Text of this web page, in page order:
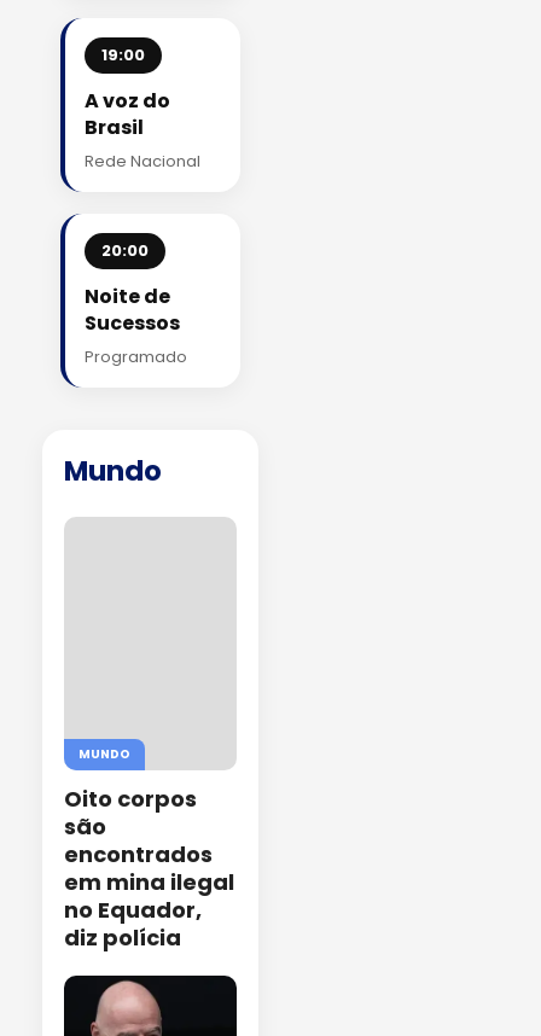
19:00
A voz do
Brasil
Rede Nacional
20:00
Noite de
Sucessos
Programado
Mundo
MUNDO
Oito corpos
são
encontrados
em mina ilegal
no Equador,
diz polícia